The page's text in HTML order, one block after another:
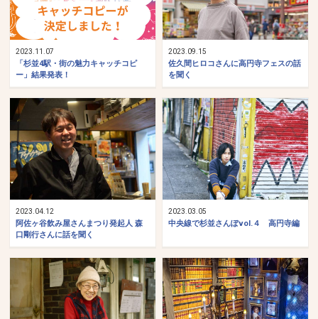
2023.11.07
「杉並4駅・街の魅⼒キャッチコピ
ー」結果発表！
2023.09.15
佐久間ヒロコさんに高円寺フェスの話
を聞く
2023.04.12
阿佐ヶ谷飲み屋さんまつり発起人 森
口剛行さんに話を聞く
2023.03.05
中央線で杉並さんぽvol.４ 高円寺編